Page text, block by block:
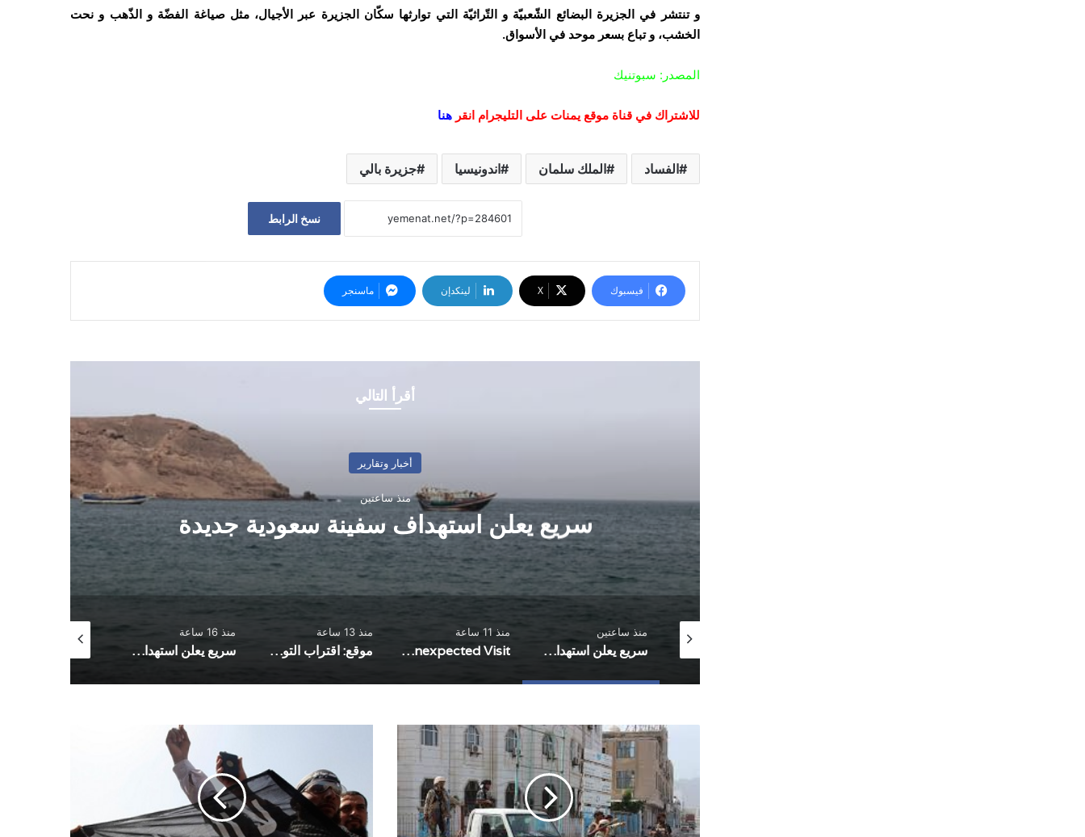
و تنتشر في الجزيرة البضائع الشّعبيّة و التّراثيّة التي توارثها سكّان الجزيرة عبر الأجيال، مثل صياغة الفضّة ‏و الذّهب و نحت
الخشب، و تباع بسعر موحد في الأسواق.
المصدر: سبوتنيك
للاشتراك في قناة موقع يمنات على التليجرام انقر هنا
الفساد الملك سلمان اندونيسيا جزيرة بالي
نسخ الرابط
فيسبوك ‫X لينكدإن ماسنجر
أقرأ التالي
أخبار وتقارير
منذ ساعتين
سريع يعلن استهداف سفينة سعودية جديدة
منذ ساعتين
سريع يعلن استهداف سفينة سعودية جديدة
منذ 11 ساعة
An Unexpected Visit
منذ 13 ساعة
موقع: اقتراب التوصل إلى اتفاق مؤقت لإعادة فتح مضيق هرمز
منذ 16 ساعة
سريع يعلن استهداف سفينة نفطية سعودية في البحر الأحمر وتوعد بتصعيد العمليات
منذ 17 ساعة
صحيفة:
استخبارات
سعوديين
يهيكلون
الأجهزة
الأمنية
لوثائق
عثر
عليها